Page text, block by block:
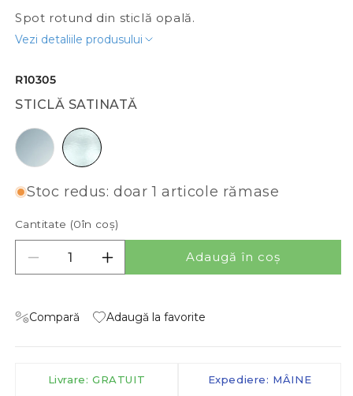
Spot rotund din sticlă opală.
Vezi detaliile produsului
R10305
STICLĂ SATINATĂ
sticlă opalsticlă satinată
Stoc redus: doar 1 articole rămase
Cantitate (0în coș)
Reduceți cantitatea pentru BIANCA R
Creșteți cantitatea pentru BIANCA R
Adaugă în coș
Compară Adaugă la favorite
Livrare: GRATUIT Expediere: MÂINE